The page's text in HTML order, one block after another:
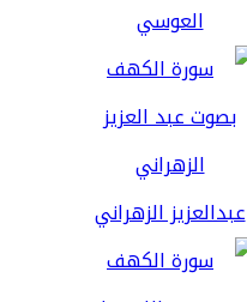
العوسي
عبدالعزيز الزهراني